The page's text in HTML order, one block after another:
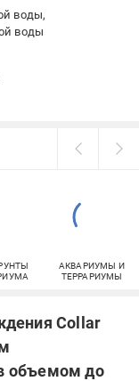
воды
воды
АКВАРИУМЫ И
ТЕРРАРИУМЫ
Collar
объемом до